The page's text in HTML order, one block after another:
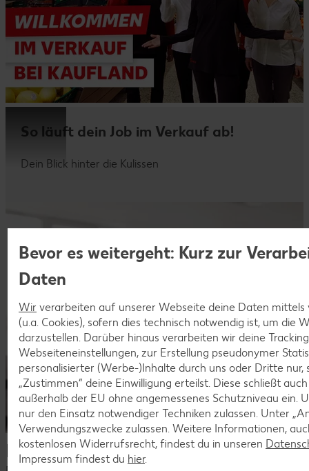
So läuft dein Job im Verkauf ab!
Dein Blick hinter die Kulissen
Dein Kontakt zu uns
Bevor es weitergeht: Kurz zur
Daten
Wir verarbeiten auf unserer Webseite deine Daten mittels
(u.a. Cookies), sofern dies technisch notwendig ist, um die
darzustellen. Darüber hinaus verarbeiten wir deine
Webseiteneinstellungen, zur Erstellung pseudonymer
personalisierter (Werbe-)Inhalte durch uns oder Dritte nur,
„Zustimmen“ deine Einwilligung erteilst. Diese schließt
außerhalb der EU ohne angemessenes Schutzniveau ein.
nur den Einsatz notwendiger Techniken zulassen. Unter
Verwendungszwecke zulassen. Weitere Informationen,
kostenlosen Widerrufsrecht, findest du in unseren
Impressum findest du hier.